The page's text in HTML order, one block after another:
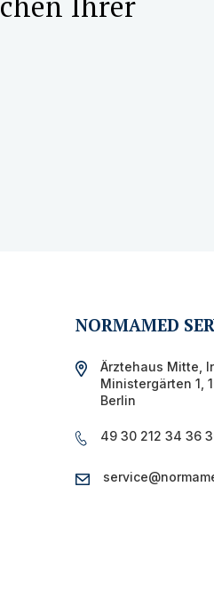
NORMAMED
Ärztehaus Mitte,
Ministergärten 1,
Berlin
49 30 212 34 36